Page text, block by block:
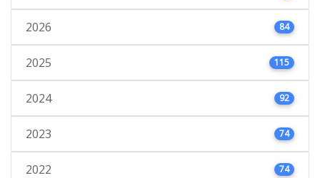
2026 84
2025 115
2024 92
2023 74
2022 74